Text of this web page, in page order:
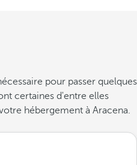
pour passer quelques
certaines d'entre elles
hébergement à Aracena.